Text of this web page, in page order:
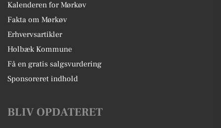
Kalenderen for Mørkøv
Fakta om Mørkøv
Erhvervsartikler
Holbæk Kommune
Få en gratis salgsvurdering
Sponsoreret indhold
BLIV OPDATERET